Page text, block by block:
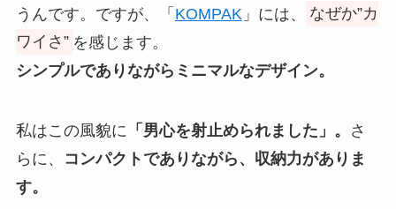
うんです。ですが、「 KOMPAK 」には、
なぜか”カ
ワイさ” を感じます。
シンプルでありながらミニマルなデザイン。
私はこの風貌に 「男心を射止められました」。
さ
らに、
コンパクトでありながら、収納力がありま
す。